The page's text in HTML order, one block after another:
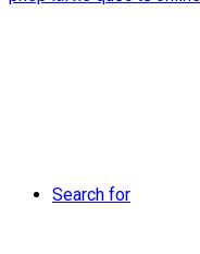
Search for